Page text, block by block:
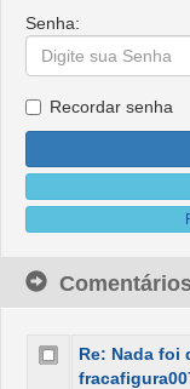
Senha:
Recordar senha
Re: Nada foi